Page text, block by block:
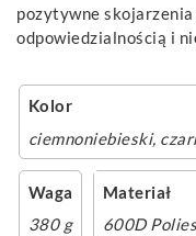
pozytywne skojarzenia
odpowiedzialnością i
Kolor
ciemnoniebieski,
Waga
380 g
Materiał
600D